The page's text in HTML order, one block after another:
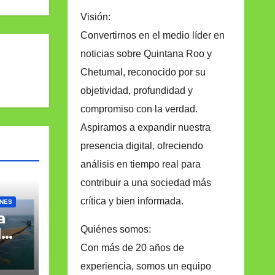
Visión:
Convertirnos en el medio líder en
noticias sobre Quintana Roo y
Chetumal, reconocido por su
objetividad, profundidad y
compromiso con la verdad.
Aspiramos a expandir nuestra
presencia digital, ofreciendo
análisis en tiempo real para
contribuir a una sociedad más
crítica y bien informada.
Quiénes somos:
Con más de 20 años de
experiencia, somos un equipo